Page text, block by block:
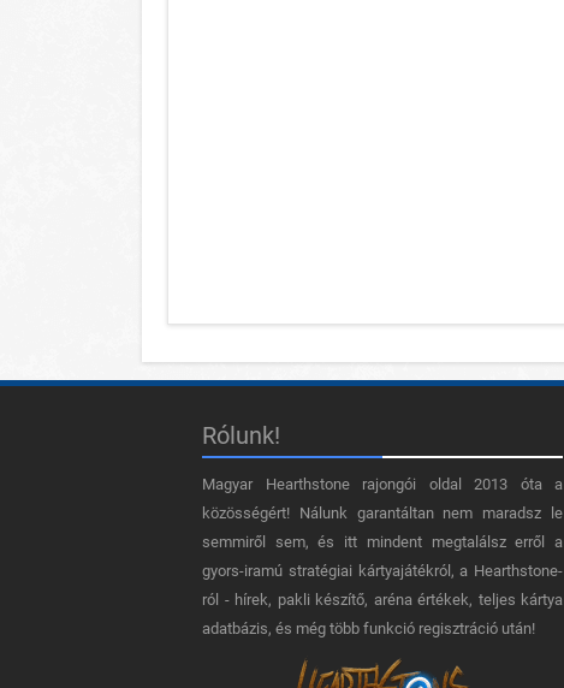
Rólunk!
Magyar Hearthstone​ rajongói oldal 2013 óta a
közösségért! Nálunk garantáltan nem maradsz le
semmiről sem, és itt mindent megtalálsz erről a
gyors-iramú stratégiai kártyajátékról, a Hearthstone-
ról - hírek, pakli készítő, aréna értékek, teljes kártya
adatbázis, és még több funkció regisztráció után!